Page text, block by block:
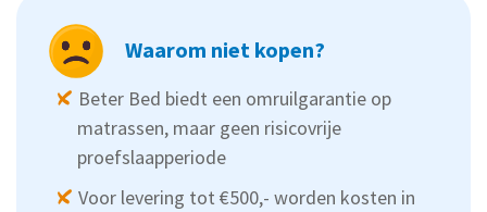
Waarom niet kopen?
Beter Bed biedt een omruilgarantie op
matrassen, maar geen risicovrije
proefslaapperiode
Voor levering tot €500,- worden kosten in